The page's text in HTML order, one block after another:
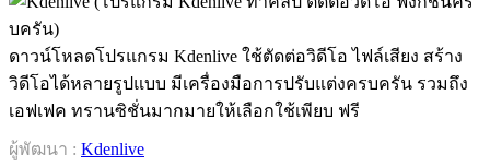
ดาวน์โหลดโปรแกรม Kdenlive ใช้ตัดต่อวิดีโอ ไฟล์เสียง สร้าง
วิดีโอได้หลายรูปแบบ มีเครื่องมือการปรับแต่งครบครัน รวมถึง
เอฟเฟค ทรานซิชั่นมากมายให้เลือกใช้เพียบ ฟรี
ผู้พัฒนา : Kdenlive